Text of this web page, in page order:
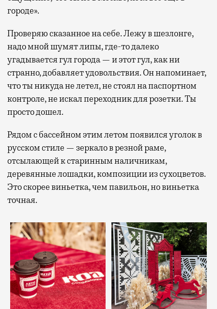
городе».
Проверяю сказанное на себе. Лежу в шезлонге,
надо мной шумят липы, где-то далеко
угадывается гул города — и этот гул, как ни
странно, добавляет удовольствия. Он напоминает,
что ты никуда не летел, не стоял на паспортном
контроле, не искал переходник для розетки. Ты
просто дошел.
Рядом с бассейном этим летом появился уголок в
русском стиле — зеркало в резной раме,
отсылающей к старинным наличникам,
деревянные лошадки, композиции из сухоцветов.
Это скорее виньетка, чем павильон, но виньетка
точная.